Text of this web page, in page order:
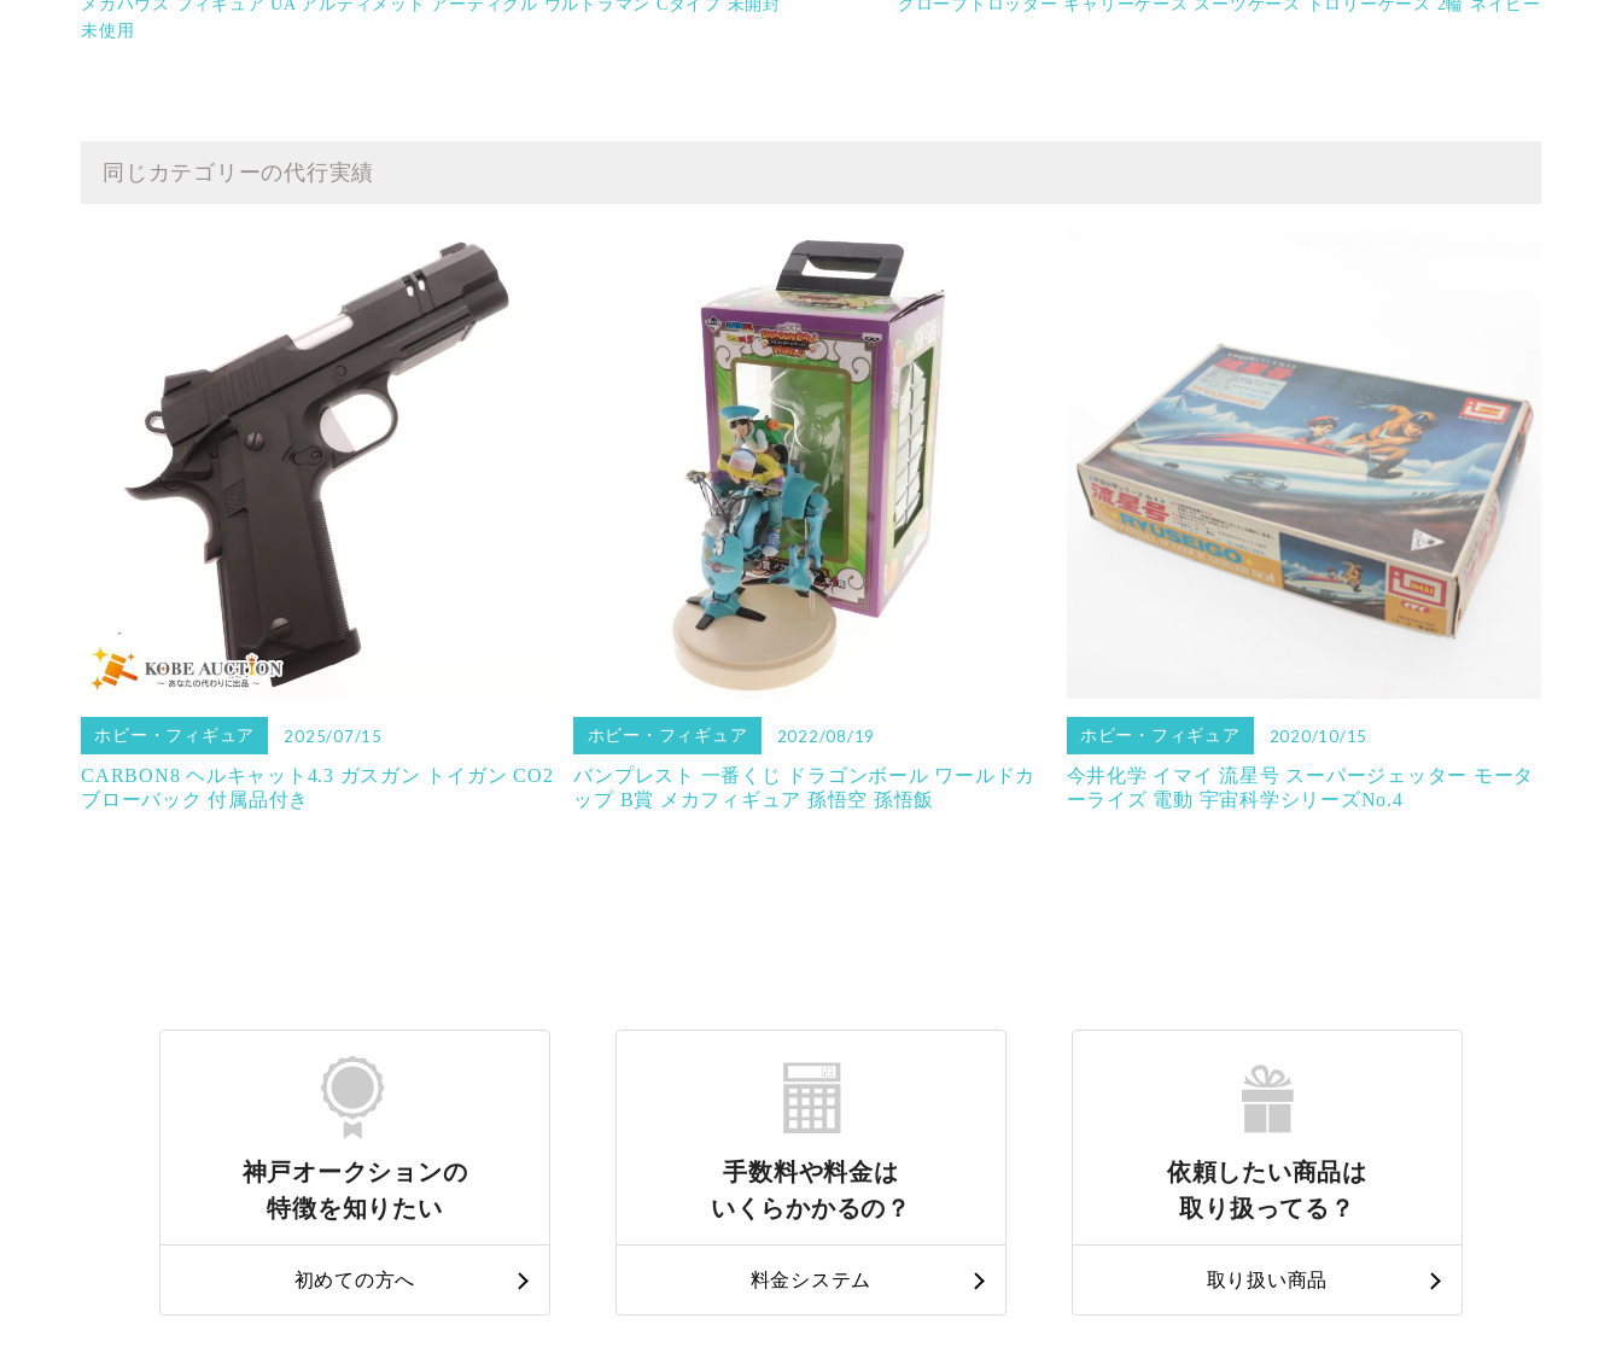
メガハウス フィギュア UA アルティメット アーティクル ウルトラマン Cタイプ 未開封
未使用
グローブトロッター キャリーケース スーツケース トロリーケース 2輪 ネイビー
同じカテゴリーの代行実績
ホビー・フィギュア 2025/07/15
CARBON8 ヘルキャット4.3 ガスガン トイガン CO2
ブローバック 付属品付き
ホビー・フィギュア 2022/08/19
バンプレスト 一番くじ ドラゴンボール ワールドカ
ップ B賞 メカフィギュア 孫悟空 孫悟飯
ホビー・フィギュア 2020/10/15
今井化学 イマイ 流星号 スーパージェッター モータ
ーライズ 電動 宇宙科学シリーズNo.4
神戸オークションの
特徴を知りたい
初めての方へ
手数料や料金は
いくらかかるの？
料金システム
依頼したい商品は
取り扱ってる？
取り扱い商品